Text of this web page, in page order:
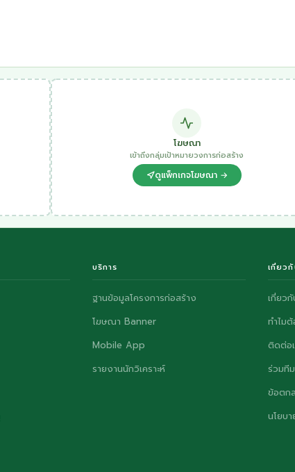
โฆษณา
เข้าถึงกลุ่มเป้าหมายวงการก่อสร้าง
ดูแพ็กเกจโฆษณา →
บริการ
ฐานข้อมูลโครงการก่อสร้าง
โฆษณา Banner
Mobile App
รายงานนักวิเคราะห์
เกี่ยวกั
เกี่ยว
ทำไม
ติดต่อ
ร่วมที
ข้อตก
นโยบ